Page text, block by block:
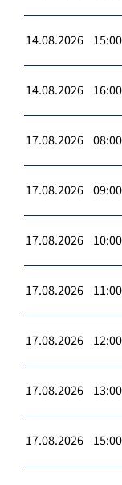
14.08.2026
14.08.2026
17.08.2026
17.08.2026
17.08.2026
17.08.2026
17.08.2026
17.08.2026
17.08.2026